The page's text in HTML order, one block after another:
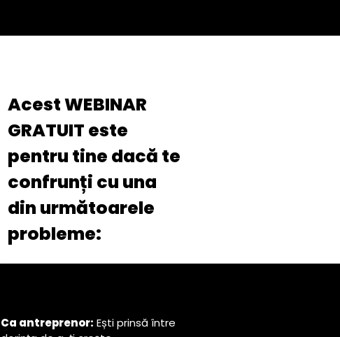
Acest WEBINAR
GRATUIT este
pentru tine dacă te
confrunți cu una
din următoarele
probleme:
Ca antreprenor: Ești prinsă între